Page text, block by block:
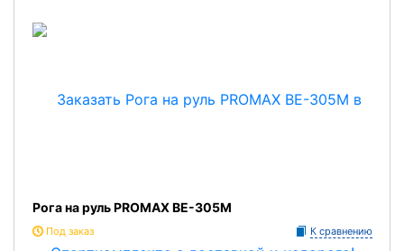
Рога на руль PROMAX BE-305M
Под заказ К сравнению